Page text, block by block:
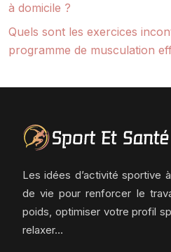
à domicile ?
Quels sont les exercices
programme de musculation
Les idées d’activité sportive
de vie pour renforcer le
poids, optimiser votre profil
relaxer…